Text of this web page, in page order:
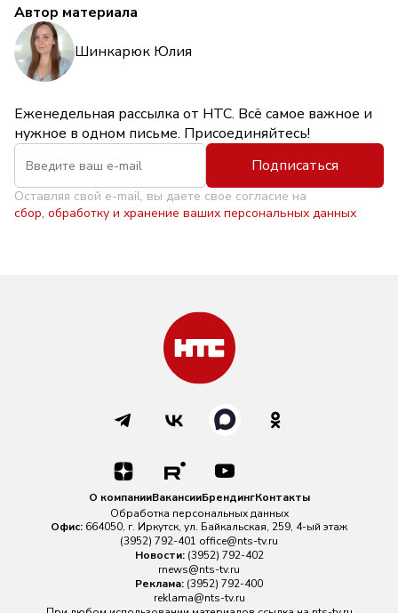
Автор материала
Шинкарюк Юлия
Еженедельная рассылка от НТС. Всё самое важное и
нужное в одном письме. Присоединяйтесь!
Подписаться
Оставляя свой e-mail, вы даете свое согласие на
сбор, обработку и хранение ваших персональных данных
О компанииВакансииБрендингКонтакты
Обработка персональных данных
Офис: 664050, г. Иркутск, ул. Байкальская, 259, 4-ый этаж
(3952) 792-401 office@nts-tv.ru
Новости: (3952) 792-402
rnews@nts-tv.ru
Реклама: (3952) 792-400
reklama@nts-tv.ru